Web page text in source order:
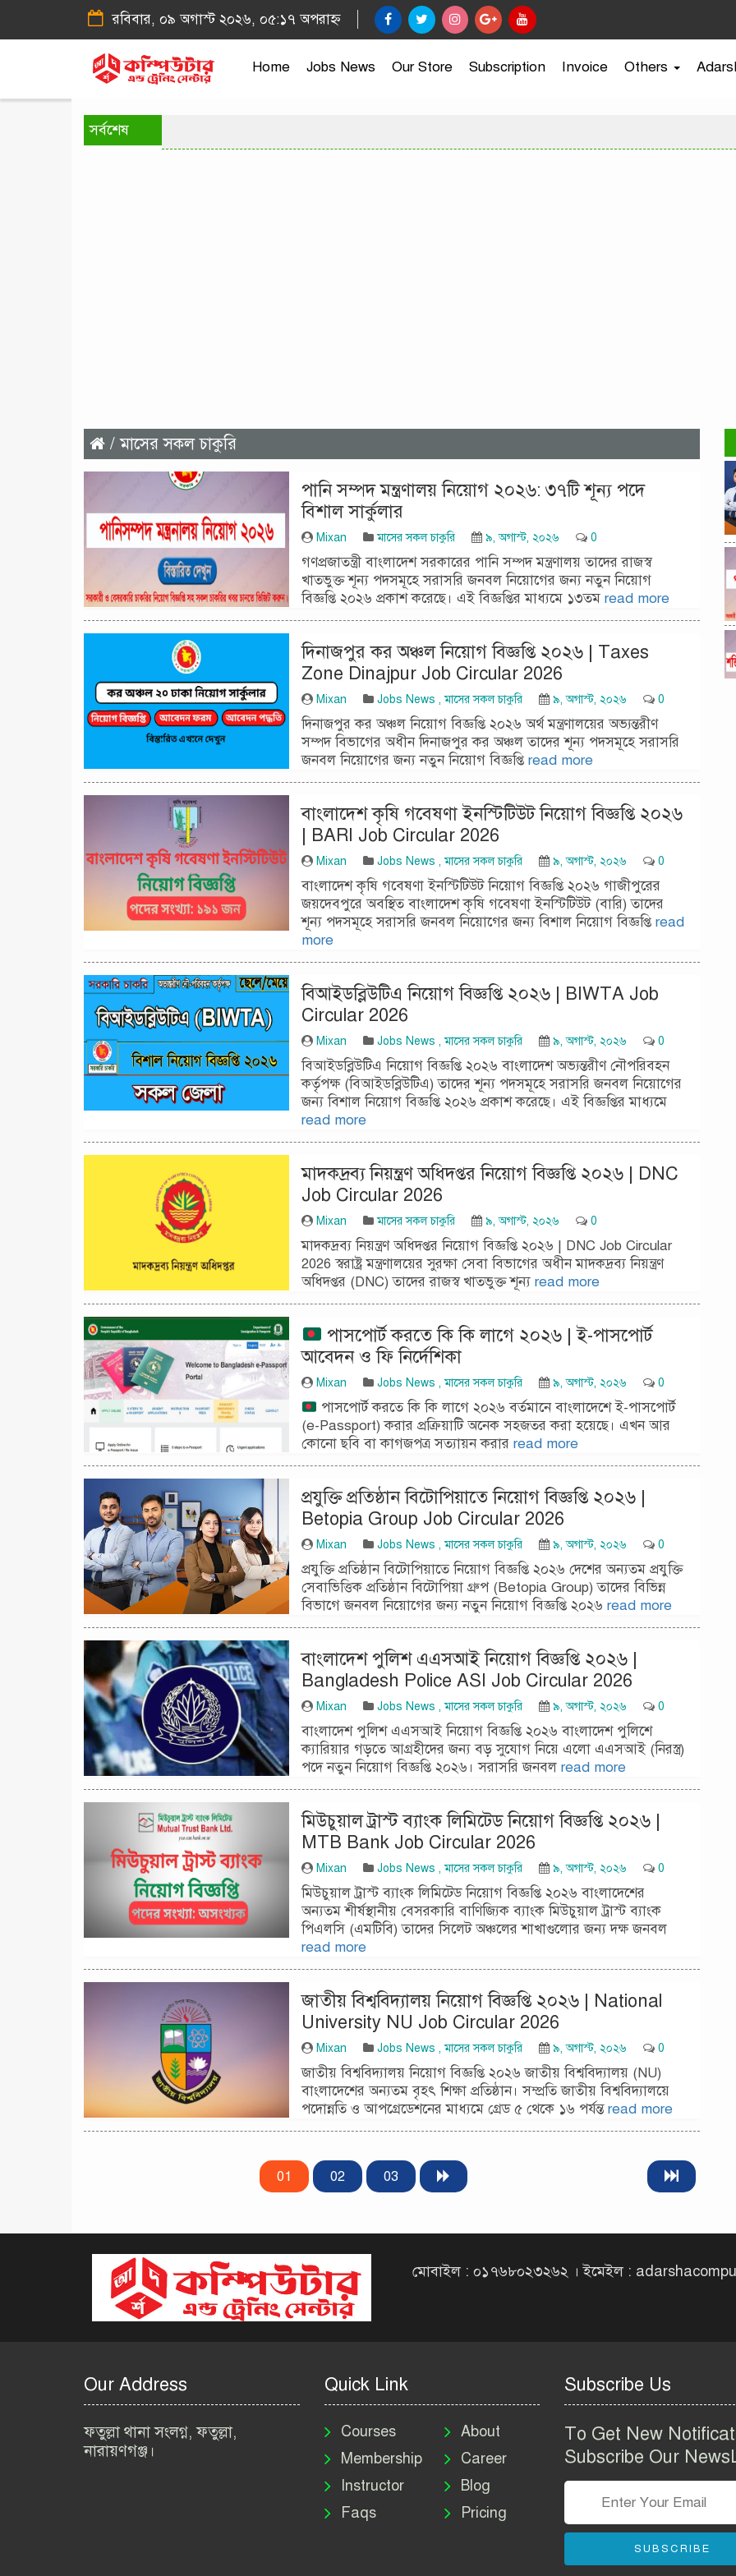
রবিবার, ০৯ অগাস্ট ২০২৬, ০৫:১৭ অপরাহ্ন
Home Jobs News Our Store Subscription Invoice Others
সর্বশেষ
/ মাসের সকল চাকুরি
পানি সম্পদ মন্ত্রণালয় নিয়োগ ২০২৬: ৩৭টি শূন্য পদে
বিশাল সার্কুলার
Mixan মাসের সকল চাকুরি ৯, অগাস্ট, ২০২৬ 0
গণপ্রজাতন্ত্রী বাংলাদেশ সরকারের পানি সম্পদ মন্ত্রণালয় তাদের রাজস্ব
খাতভুক্ত শূন্য পদসমূহে সরাসরি জনবল নিয়োগের জন্য নতুন নিয়োগ
বিজ্ঞপ্তি ২০২৬ প্রকাশ করেছে। এই বিজ্ঞপ্তির মাধ্যমে ১৩তম read more
দিনাজপুর কর অঞ্চল নিয়োগ বিজ্ঞপ্তি ২০২৬ | Taxes
Zone Dinajpur Job Circular 2026
Mixan Jobs News ,মাসের সকল চাকুরি ৯, অগাস্ট, ২০২৬ 0
দিনাজপুর কর অঞ্চল নিয়োগ বিজ্ঞপ্তি ২০২৬ অর্থ মন্ত্রণালয়ের অভ্যন্তরীণ
সম্পদ বিভাগের অধীন দিনাজপুর কর অঞ্চল তাদের শূন্য পদসমূহে সরাসরি
জনবল নিয়োগের জন্য নতুন নিয়োগ বিজ্ঞপ্তি read more
বাংলাদেশ কৃষি গবেষণা ইনস্টিটিউট নিয়োগ বিজ্ঞপ্তি ২০২৬
| BARI Job Circular 2026
Mixan Jobs News ,মাসের সকল চাকুরি ৯, অগাস্ট, ২০২৬ 0
বাংলাদেশ কৃষি গবেষণা ইনস্টিটিউট নিয়োগ বিজ্ঞপ্তি ২০২৬ গাজীপুরের
জয়দেবপুরে অবস্থিত বাংলাদেশ কৃষি গবেষণা ইনস্টিটিউট (বারি) তাদের
শূন্য পদসমূহে সরাসরি জনবল নিয়োগের জন্য বিশাল নিয়োগ বিজ্ঞপ্তি read
more
বিআইডব্লিউটিএ নিয়োগ বিজ্ঞপ্তি ২০২৬ | BIWTA Job
Circular 2026
Mixan Jobs News ,মাসের সকল চাকুরি ৯, অগাস্ট, ২০২৬ 0
বিআইডব্লিউটিএ নিয়োগ বিজ্ঞপ্তি ২০২৬ বাংলাদেশ অভ্যন্তরীণ নৌপরিবহন
কর্তৃপক্ষ (বিআইডব্লিউটিএ) তাদের শূন্য পদসমূহে সরাসরি জনবল নিয়োগের
জন্য বিশাল নিয়োগ বিজ্ঞপ্তি ২০২৬ প্রকাশ করেছে। এই বিজ্ঞপ্তির মাধ্যমে
read more
মাদকদ্রব্য নিয়ন্ত্রণ অধিদপ্তর নিয়োগ বিজ্ঞপ্তি ২০২৬ | DNC
Job Circular 2026
Mixan মাসের সকল চাকুরি ৯, অগাস্ট, ২০২৬ 0
মাদকদ্রব্য নিয়ন্ত্রণ অধিদপ্তর নিয়োগ বিজ্ঞপ্তি ২০২৬ | DNC Job Circular
2026 স্বরাষ্ট্র মন্ত্রণালয়ের সুরক্ষা সেবা বিভাগের অধীন মাদকদ্রব্য নিয়ন্ত্রণ
অধিদপ্তর (DNC) তাদের রাজস্ব খাতভুক্ত শূন্য read more
পাসপোর্ট করতে কি কি লাগে ২০২৬ | ই-পাসপোর্ট
আবেদন ও ফি নির্দেশিকা
Mixan Jobs News ,মাসের সকল চাকুরি ৯, অগাস্ট, ২০২৬ 0
পাসপোর্ট করতে কি কি লাগে ২০২৬ বর্তমানে বাংলাদেশে ই-পাসপোর্ট
(e-Passport) করার প্রক্রিয়াটি অনেক সহজতর করা হয়েছে। এখন আর
কোনো ছবি বা কাগজপত্র সত্যায়ন করার read more
প্রযুক্তি প্রতিষ্ঠান বিটোপিয়াতে নিয়োগ বিজ্ঞপ্তি ২০২৬ |
Betopia Group Job Circular 2026
Mixan Jobs News ,মাসের সকল চাকুরি ৯, অগাস্ট, ২০২৬ 0
প্রযুক্তি প্রতিষ্ঠান বিটোপিয়াতে নিয়োগ বিজ্ঞপ্তি ২০২৬ দেশের অন্যতম প্রযুক্তি
সেবাভিত্তিক প্রতিষ্ঠান বিটোপিয়া গ্রুপ (Betopia Group) তাদের বিভিন্ন
বিভাগে জনবল নিয়োগের জন্য নতুন নিয়োগ বিজ্ঞপ্তি ২০২৬ read more
বাংলাদেশ পুলিশ এএসআই নিয়োগ বিজ্ঞপ্তি ২০২৬ |
Bangladesh Police ASI Job Circular 2026
Mixan Jobs News ,মাসের সকল চাকুরি ৯, অগাস্ট, ২০২৬ 0
বাংলাদেশ পুলিশ এএসআই নিয়োগ বিজ্ঞপ্তি ২০২৬ বাংলাদেশ পুলিশে
ক্যারিয়ার গড়তে আগ্রহীদের জন্য বড় সুযোগ নিয়ে এলো এএসআই (নিরস্ত্র)
পদে নতুন নিয়োগ বিজ্ঞপ্তি ২০২৬। সরাসরি জনবল read more
মিউচুয়াল ট্রাস্ট ব্যাংক লিমিটেড নিয়োগ বিজ্ঞপ্তি ২০২৬ |
MTB Bank Job Circular 2026
Mixan Jobs News ,মাসের সকল চাকুরি ৯, অগাস্ট, ২০২৬ 0
মিউচুয়াল ট্রাস্ট ব্যাংক লিমিটেড নিয়োগ বিজ্ঞপ্তি ২০২৬ বাংলাদেশের
অন্যতম শীর্ষস্থানীয় বেসরকারি বাণিজ্যিক ব্যাংক মিউচুয়াল ট্রাস্ট ব্যাংক
পিএলসি (এমটিবি) তাদের সিলেট অঞ্চলের শাখাগুলোর জন্য দক্ষ জনবল
read more
জাতীয় বিশ্ববিদ্যালয় নিয়োগ বিজ্ঞপ্তি ২০২৬ | National
University NU Job Circular 2026
Mixan Jobs News ,মাসের সকল চাকুরি ৯, অগাস্ট, ২০২৬ 0
জাতীয় বিশ্ববিদ্যালয় নিয়োগ বিজ্ঞপ্তি ২০২৬ জাতীয় বিশ্ববিদ্যালয় (NU)
বাংলাদেশের অন্যতম বৃহৎ শিক্ষা প্রতিষ্ঠান। সম্প্রতি জাতীয় বিশ্ববিদ্যালয়ে
পদোন্নতি ও আপগ্রেডেশনের মাধ্যমে গ্রেড ৫ থেকে ১৬ পর্যন্তread more
01 02 03
মোবাইল : ০১৭৬৮০২৩২৬২ । ইমেইল :
Our Address
ফতুল্লা থানা সংলগ্ন, ফতুল্লা,
নারায়ণগঞ্জ।
Quick Link
Courses
Membership
Instructor
Faqs
About
Career
Blog
Pricing
Subscribe Us
To Get New
Subscribe Our
SUBSCRIBE